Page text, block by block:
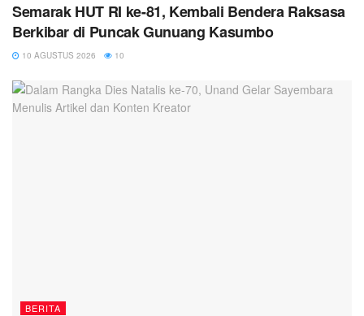
Semarak HUT RI ke-81, Kembali Bendera Raksasa
Berkibar di Puncak Gunuang Kasumbo
10 AGUSTUS 2026 10
BERITA